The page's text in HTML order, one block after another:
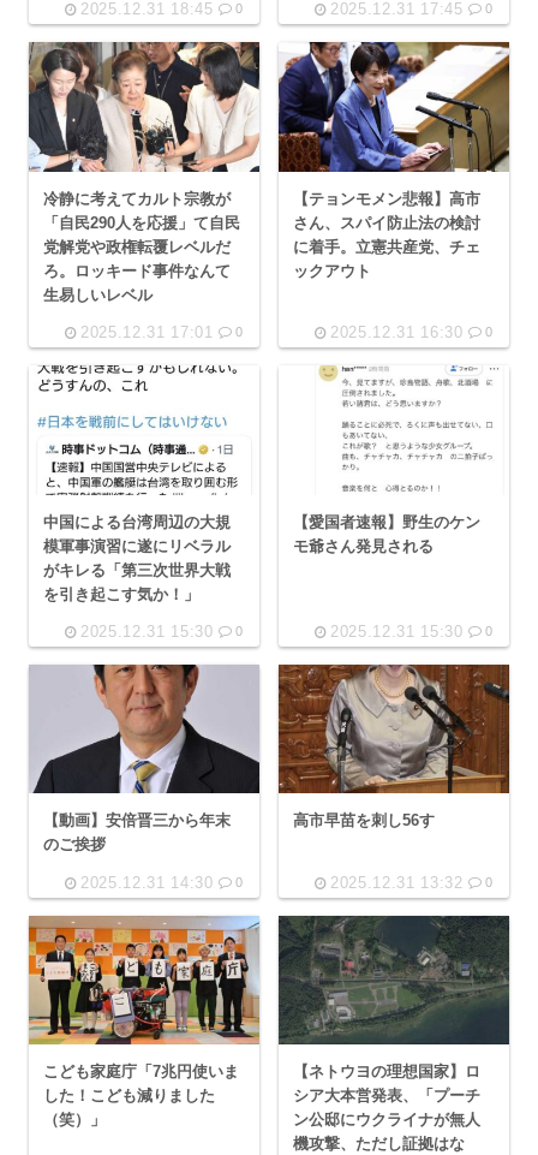
2025.12.31 18:45 0 2025.12.31 17:45 0
冷静に考えてカルト宗教が
「自民290人を応援」て自民
党解党や政権転覆レベルだ
ろ。ロッキード事件なんて
生易しいレベル
2025.12.31 17:01 0
【テョンモメン悲報】高市
さん、スパイ防止法の検討
に着手。立憲共産党、チェ
ックアウト
2025.12.31 16:30 0
中国による台湾周辺の大規
模軍事演習に遂にリベラル
がキレる「第三次世界大戦
を引き起こす気か！」
2025.12.31 15:30 0
【愛国者速報】野生のケン
モ爺さん発見される
2025.12.31 15:30 0
【動画】安倍晋三から年末
のご挨拶
2025.12.31 14:30 0
高市早苗を刺し56す
2025.12.31 13:32 0
こども家庭庁「7兆円使いま
した！こども減りました
（笑）」
【ネトウヨの理想国家】ロ
シア大本営発表、「プーチ
ン公邸にウクライナが無人
機攻撃、ただし証拠はな